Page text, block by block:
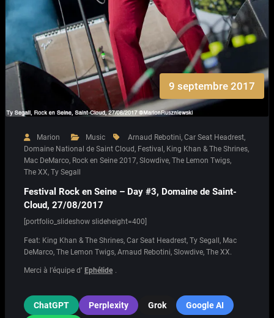
9 septembre 2017
Marion Music Arnaud Rebotini, Car Seat Headrest,
Domaine National de Saint Cloud, Festival , King Khan & The Shrines,
Mac DeMarco, Rock en Seine 2017, Slowdive, The Lemon Twigs,
The XX, Ty Segall
Festival Rock en Seine – Day #3, Domaine de Saint-
Cloud, 27/08/2017
[portfolio_slideshow slideheight=400]
Feat: King Khan & The Shrines, Car Seat Headrest, Ty Segall, Mac
DeMarco, The Lemon Twigs, Arnaud Rebotini, Slowdive, The XX.
Merci à l’équipe d’ Ephélide .
ChatGPT Perplexity Grok
Google AI